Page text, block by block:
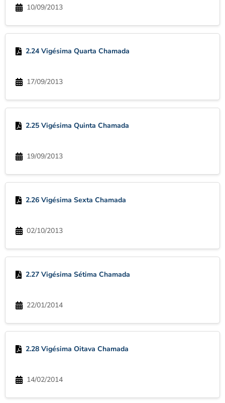
10/09/2013
2.24 Vigésima Quarta Chamada
17/09/2013
2.25 Vigésima Quinta Chamada
19/09/2013
2.26 Vigésima Sexta Chamada
02/10/2013
2.27 Vigésima Sétima Chamada
22/01/2014
2.28 Vigésima Oitava Chamada
14/02/2014